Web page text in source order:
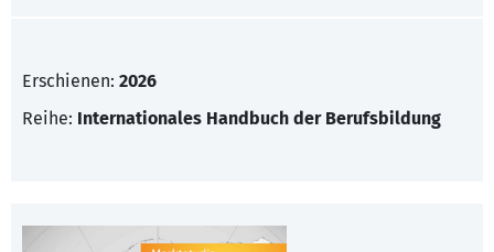
Erschienen: 2026
Reihe: Internationales Handbuch der Berufsbildung